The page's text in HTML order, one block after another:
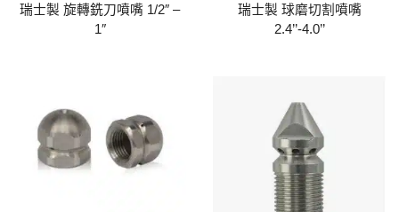
瑞士製 旋轉銑刀噴嘴 1/2″ –
1″
瑞士製 球磨切割噴嘴
2.4’’-4.0’’